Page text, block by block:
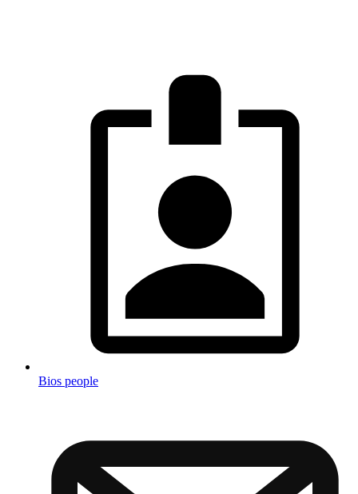
Bios people